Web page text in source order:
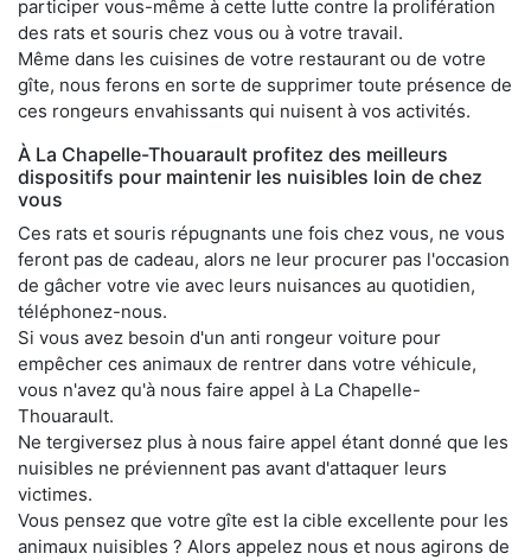
participer vous-même à cette lutte contre la prolifération
des rats et souris chez vous ou à votre travail.
Même dans les cuisines de votre restaurant ou de votre
gîte, nous ferons en sorte de supprimer toute présence de
ces rongeurs envahissants qui nuisent à vos activités.
À La Chapelle-Thouarault profitez des meilleurs
dispositifs pour maintenir les nuisibles loin de chez
vous
Ces rats et souris répugnants une fois chez vous, ne vous
feront pas de cadeau, alors ne leur procurer pas l'occasion
de gâcher votre vie avec leurs nuisances au quotidien,
téléphonez-nous.
Si vous avez besoin d'un anti rongeur voiture pour
empêcher ces animaux de rentrer dans votre véhicule,
vous n'avez qu'à nous faire appel à La Chapelle-
Thouarault.
Ne tergiversez plus à nous faire appel étant donné que les
nuisibles ne préviennent pas avant d'attaquer leurs
victimes.
Vous pensez que votre gîte est la cible excellente pour les
animaux nuisibles ? Alors appelez nous et nous agirons de